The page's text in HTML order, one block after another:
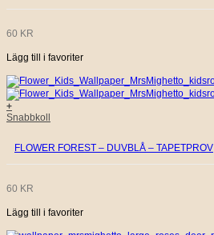
60 KR
Lägg till i favoriter
+
Snabbkoll
FLOWER FOREST – DUVBLÅ – TAPETPROV
60 KR
Lägg till i favoriter